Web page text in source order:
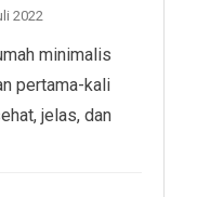
2022
minimalis
pertama-kali
jelas, dan